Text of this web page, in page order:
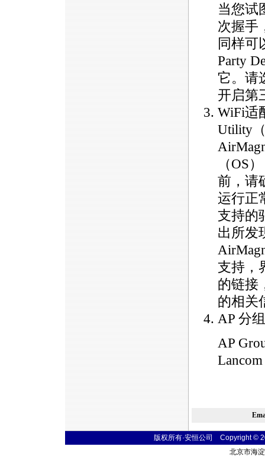
当您试
次握手
同样可
Party
它。请
开启第
WiFi适
Utility
（OS
前，请
运行正
支持的
出所发
支持，
的链接
的相关
AP 分
AP
版权所有·安恒公司 Copyright ©
北京市海